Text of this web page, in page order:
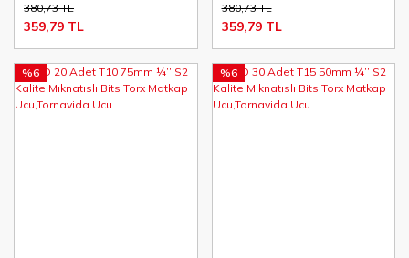
380,73 TL
359,79 TL
380,73 TL
359,79 TL
%6 %6